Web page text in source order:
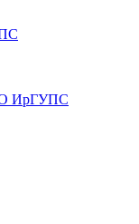
ИрГУПС